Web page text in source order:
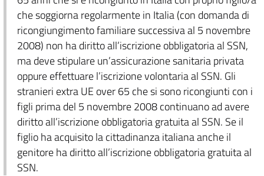
che soggiorna regolarmente in Italia (con domanda di
ricongiungimento familiare successiva al 5 novembre
2008) non ha diritto all’iscrizione obbligatoria al SSN,
ma deve stipulare un’assicurazione sanitaria privata
oppure effettuare l’iscrizione volontaria al SSN. Gli
stranieri extra UE over 65 che si sono ricongiunti con i
figli prima del 5 novembre 2008 continuano ad avere
diritto all’iscrizione obbligatoria gratuita al SSN. Se il
figlio ha acquisito la cittadinanza italiana anche il
genitore ha diritto all’iscrizione obbligatoria gratuita al
SSN.